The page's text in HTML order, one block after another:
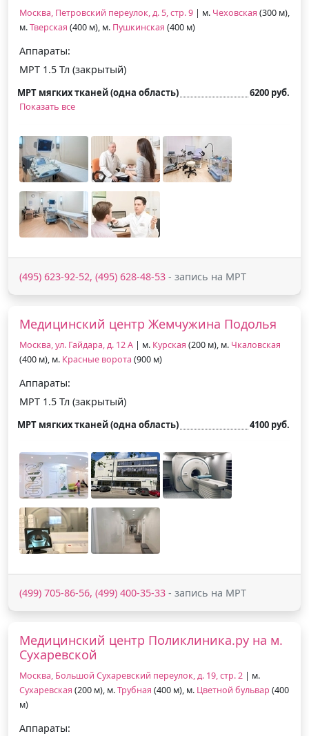
Москва, Петровский переулок, д. 5, стр. 9 | м. Чеховская (300 м),
м.Тверская (400 м), м. Пушкинская (400 м)
Аппараты:
МРТ 1.5 Тл (закрытый)
МРТ мягких тканей (одна область)
6200 руб.
Показать все
(495) 623-92-52, (495) 628-48-53 - запись на МРТ
Медицинский центр Жемчужина Подолья
Москва, ул. Гайдара, д. 12 А | м. Курская (200 м), м. Чкаловская
(400 м), м. Красные ворота (900 м)
Аппараты:
МРТ 1.5 Тл (закрытый)
МРТ мягких тканей (одна область) 4100 руб.
(499) 705-86-56, (499) 400-35-33 - запись на МРТ
Медицинский центр Поликлиника.ру на м.
Сухаревской
Москва, Большой Сухаревский переулок, д. 19, стр. 2 | м.
Сухаревская (200 м), м.Трубная (400 м), м. Цветной бульвар (400
м)
Аппараты: